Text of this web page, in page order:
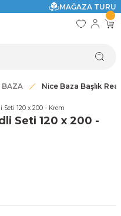
MAĞAZA TURU
BAZA Nice Baza Başlık
Seti 120 x 200 -